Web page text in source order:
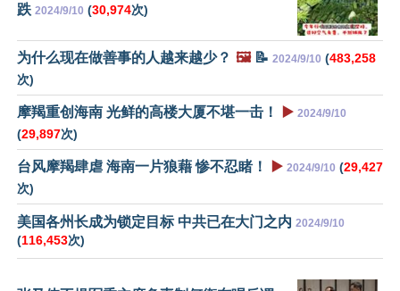
跌 2024/9/10 (30,974次)
为什么现在做善事的人越来越少？ 🖼️📝 2024/9/10 (483,258
次)
摩羯重创海南 光鲜的高楼大厦不堪一击！ ▶️ 2024/9/10
(29,897次)
台风摩羯肆虐 海南一片狼藉 惨不忍睹！ ▶️ 2024/9/10 (29,427
次)
美国各州长成为锁定目标 中共已在大门之内 2024/9/10
(116,453次)